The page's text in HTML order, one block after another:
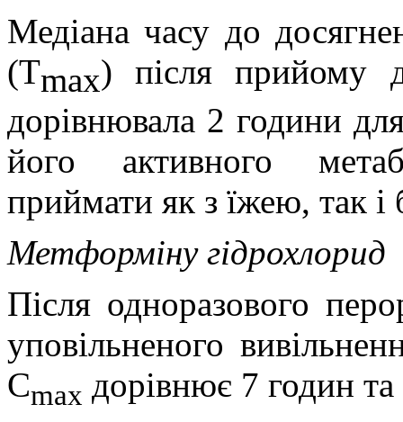
Медіана часу до
(Tmax) після прийому
дорівнювала 2 години
його активного
приймати як з їжею, так і
Метформіну гідрохлорид
Після одноразового
уповільненого
Cmax дорівнює 7 годин